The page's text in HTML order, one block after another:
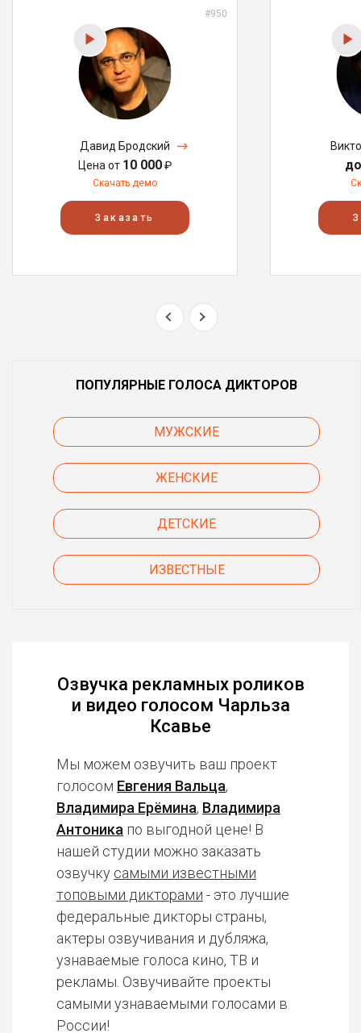
#950
Давид Бродский
Цена от 10 000₽
Скачать демо
Заказать
ПОПУЛЯРНЫЕ ГОЛОСА ДИКТОРОВ
МУЖСКИЕ
ЖЕНСКИЕ
ДЕТСКИЕ
ИЗВЕСТНЫЕ
Озвучка рекламных роликов
и видео голосом Чарльза
Ксавье
Мы можем озвучить ваш проект
голосом Евгения Вальца,
Владимира Ерёмина, Владимира
Антоника по выгодной цене! В
нашей студии можно заказать
озвучку самыми известными
топовыми дикторами - это лучшие
федеральные дикторы страны,
актеры озвучивания и дубляжа,
узнаваемые голоса кино, ТВ и
рекламы. Озвучивайте проекты
самыми узнаваемыми голосами в
России!